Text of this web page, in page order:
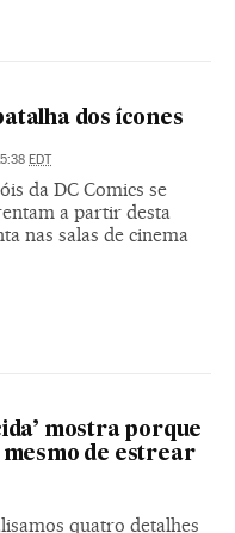
dos ícones
EDT
da DC Comics se
a partir desta
nas salas de cinema
mostra porque
mesmo de estrear
quatro detalhes